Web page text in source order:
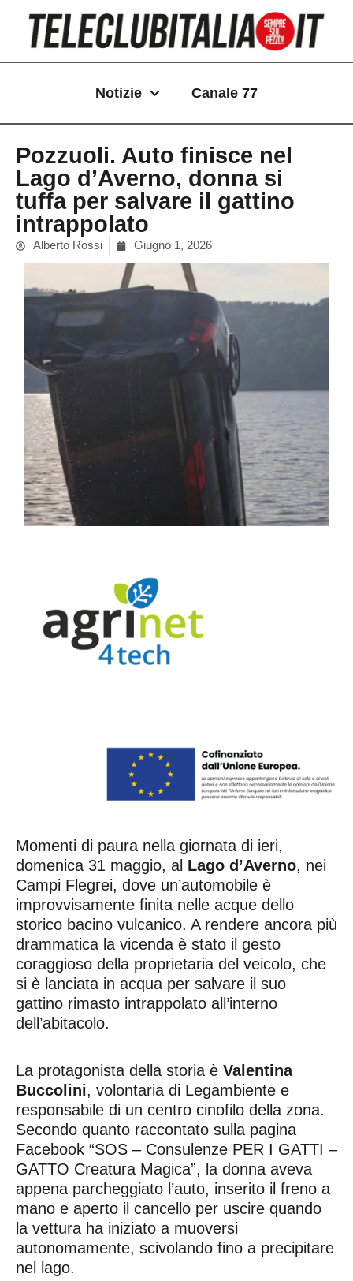
contenuto
Notizie Canale 77
Pozzuoli. Auto finisce nel
Lago d’Averno, donna si
tuffa per salvare il gattino
intrappolato
Alberto Rossi Giugno 1, 2026
Momenti di paura nella giornata di ieri,
domenica 31 maggio, al Lago d’Averno, nei
Campi Flegrei, dove un’automobile è
improvvisamente finita nelle acque dello
storico bacino vulcanico. A rendere ancora più
drammatica la vicenda è stato il gesto
coraggioso della proprietaria del veicolo, che
si è lanciata in acqua per salvare il suo
gattino rimasto intrappolato all’interno
dell’abitacolo.
La protagonista della storia è Valentina
Buccolini, volontaria di Legambiente e
responsabile di un centro cinofilo della zona.
Secondo quanto raccontato sulla pagina
Facebook “SOS – Consulenze PER I GATTI –
GATTO Creatura Magica”, la donna aveva
appena parcheggiato l’auto, inserito il freno a
mano e aperto il cancello per uscire quando
la vettura ha iniziato a muoversi
autonomamente, scivolando fino a precipitare
nel lago.